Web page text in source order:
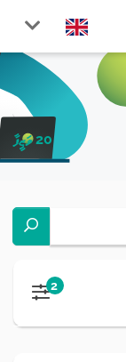
20 ވަޒީފާ
2